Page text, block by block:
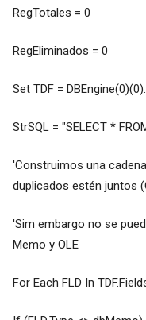
RegTotales = 0
RegEliminados = 0
Set TDF =
StrSQL = "SELECT *
'Construimos una
duplicados estén juntos
'Sim embargo no se
Memo y OLE
For Each FLD In